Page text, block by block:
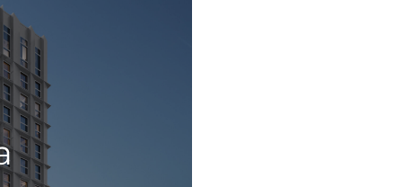
du kan cykla till
vara inflyttningsklara i
av lägenheter till